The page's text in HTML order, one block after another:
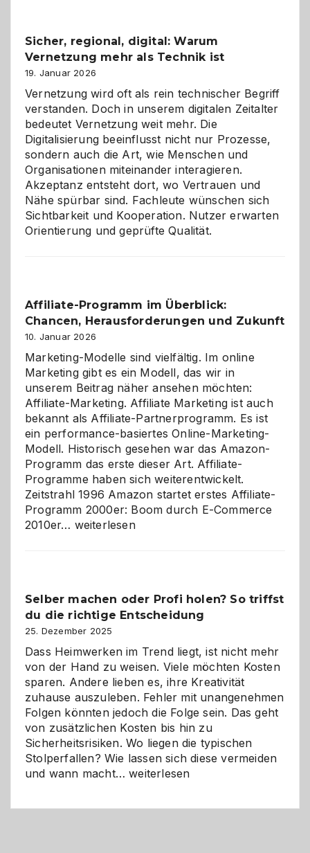
ein
dreifaches
Alaaf!
Sicher, regional, digital: Warum
Vernetzung mehr als Technik ist
19. Januar 2026
Vernetzung wird oft als rein technischer Begriff
verstanden. Doch in unserem digitalen Zeitalter
bedeutet Vernetzung weit mehr. Die
Digitalisierung beeinflusst nicht nur Prozesse,
sondern auch die Art, wie Menschen und
Organisationen miteinander interagieren.
Akzeptanz entsteht dort, wo Vertrauen und
Nähe spürbar sind. Fachleute wünschen sich
Sichtbarkeit und Kooperation. Nutzer erwarten
Orientierung und geprüfte Qualität.
Affiliate-Programm im Überblick:
Chancen, Herausforderungen und Zukunft
10. Januar 2026
Marketing-Modelle sind vielfältig. Im online
Marketing gibt es ein Modell, das wir in
unserem Beitrag näher ansehen möchten:
Affiliate-Marketing. Affiliate Marketing ist auch
bekannt als Affiliate-Partnerprogramm. Es ist
ein performance-basiertes Online-Marketing-
Modell. Historisch gesehen war das Amazon-
Programm das erste dieser Art. Affiliate-
Programme haben sich weiterentwickelt.
Zeitstrahl 1996 Amazon startet erstes Affiliate-
Programm 2000er: Boom durch E-Commerce
2010er… Affiliate-
Herausforderungen
und
Zukunft
weiterlesen
Selber machen oder Profi holen? So triffst
du die richtige Entscheidung
25. Dezember 2025
Dass Heimwerken im Trend liegt, ist nicht mehr
von der Hand zu weisen. Viele möchten Kosten
sparen. Andere lieben es, ihre Kreativität
zuhause auszuleben. Fehler mit unangenehmen
Folgen könnten jedoch die Folge sein. Das geht
von zusätzlichen Kosten bis hin zu
Sicherheitsrisiken. Wo liegen die typischen
Stolperfallen? Wie lassen sich diese vermeiden
und wann macht…Selber
weiterlesen